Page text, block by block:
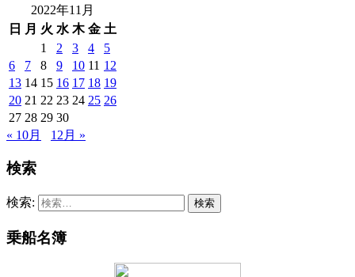
2022年11月
日
月 火 水 木 金 土
1
2 3 4
5
6
7 8 9 10 11 12
13 14 15 16 17 18 19
20 21 22 23 24 25 26
27 28 29 30
« 10月
12月 »
検索
検索:
乗船名簿